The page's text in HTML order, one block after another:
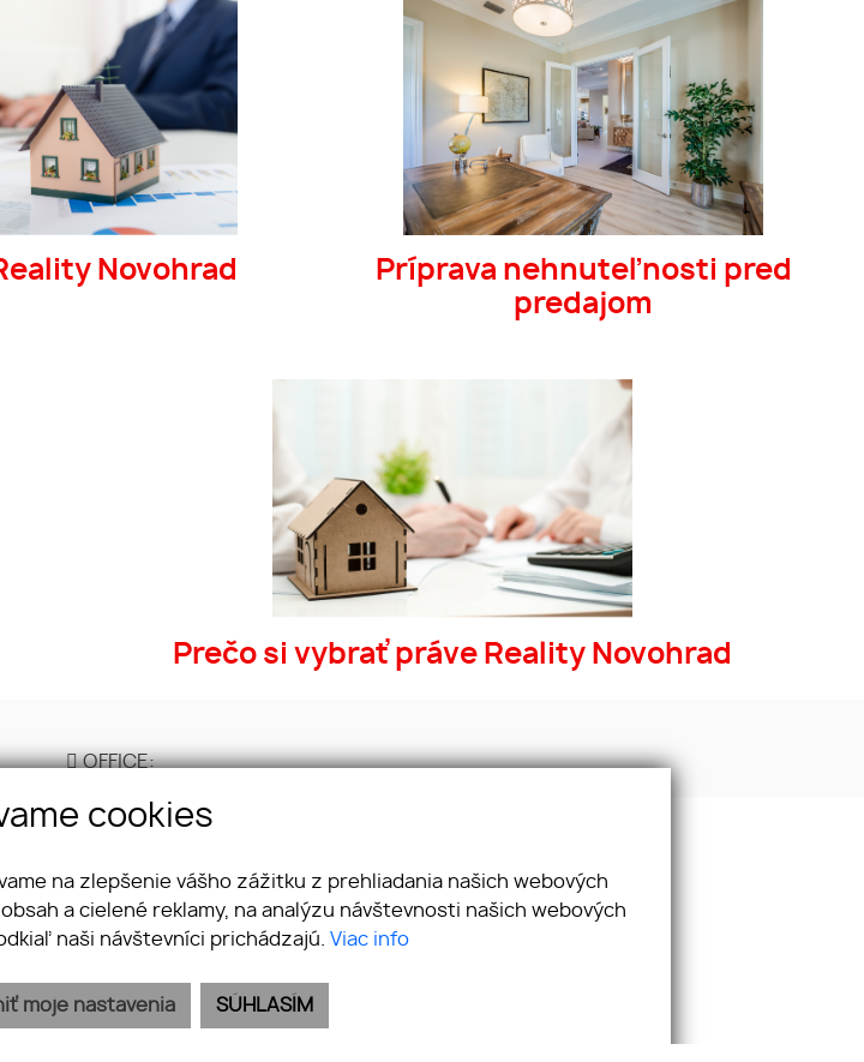
Novohrad
Príprava nehnuteľnosti pred
predajom
Prečo si vybrať práve Reality Novohrad
OFFICE:
Lučenec 984 01
cookies
na zlepšenie vášho zážitku z prehliadania našich webových
a cielené reklamy, na analýzu návštevnosti našich webových
naši návštevníci prichádzajú. Viac info
SÚHLASÍM
moje nastavenia